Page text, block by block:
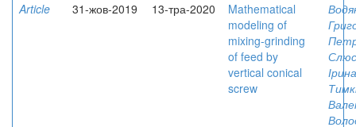
Article
31-жов-2019 13-тра-2020
Mathematical
modeling of
mixing-grinding
of feed by
vertical conical
screw